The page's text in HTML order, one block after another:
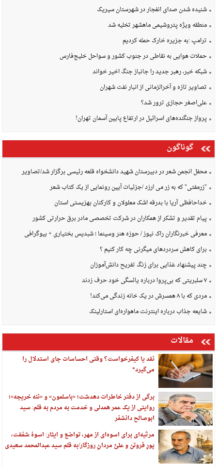
شنیده شدن صدای انفجار در شهرستان سیریک
منطقه ویژه پتروشیمی ماهشهر تخلیه شد
ترامپ :به جزیره خارک حمله کردیم
حملات هوایی به نقاطی در جنوب کشور و سواحل خلیج‌فارس
شبکه خبر، رهبر جدید را جانباز جنگ اخیر خواند
تصاویر تازه و آخرالزمانی از انبار نفت شهران
علی‌اصغر حجازی ترور شد؟
پرواز جنگنده‌های اسرائیل در ارتفاع پایین آسمان تهران!
گوناگون
محفل انجمن شعر در دبیرستان شهید دانشخواه قلعه رئیسی برگزار شد/تصاویر
"زرمفتی" که به زر می ارزد /جزئیات آیین رونمایی از یک کتاب شعر
خداحافظی آریا با بدرقه اشک معلولان و کارکنان بهزیستی استان
پیام تقدیر و تشکر از همکاران در شرکت تخصصی مادر برق حرارتی کشور
معرفی خبرنگاران راک نیوز / حوزه هنر وسینما ؛ شبدیس بختیاری + بیوگرافی
برای کاهش سردردهای میگرنی چه کار کنیم ؟
چند پیشنهاد غذایی برای زنگ تفریح دانش‌آموزان
۷ سلبریتی که بی‌پروا درباره یائسگی خود حرف زدند
مردی که با ۸ همسرش در یک خانه زندگی می‌کند!
شایعه جذاب درباره اینترنت ماهواره‌ای استارلینک
مقالات
نقد یا کیفرخواست؟ وقتی احساسات جای استدلال را
می‌گیرد*
برگی از دفتر خاطرات دهدشت؛ «باسلمون» و «ننه خریجه»؛
روایتی از یک عمر همدلی و خدمت به مردم به قلم: سید
ابوصالح دانشفر
مرثیه‌ای برای اسوه‌ای از مهر، تواضع و ایثار: اسوهٔ شفقت،
پورِ فروتن و علیِّ مردانِ روزگار/به قلم سید عبدالمحمد سعیدی